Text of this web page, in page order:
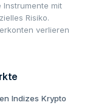
Instrumente mit
Risiko.
verlieren
Indizes Krypto